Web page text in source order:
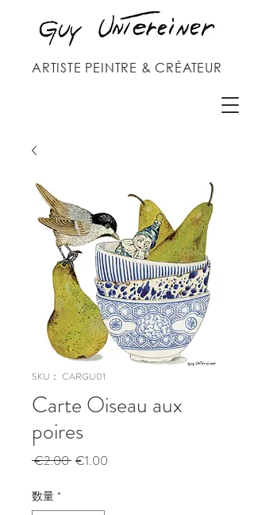
ARTISTE PEINTRE & CRÉATEUR
SKU： CARGU01
Carte Oiseau aux
poires
€2.00 通€1.00
数量 *